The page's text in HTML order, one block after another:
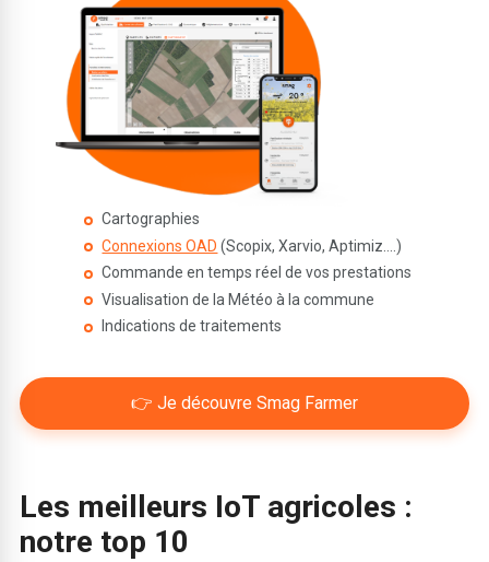
Cartographies
Connexions OAD (Scopix, Xarvio, Aptimiz….)
Commande en temps réel de vos prestations
Visualisation de la Météo à la commune
Indications de traitements
👉 Je découvre Smag Farmer
Les meilleurs IoT agricoles :
notre top 10